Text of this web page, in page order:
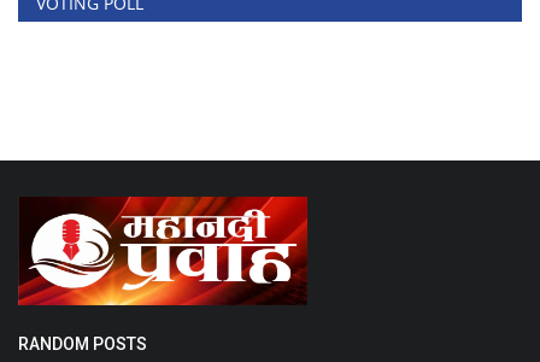
RANDOM POSTS